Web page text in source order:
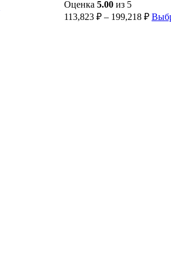
Оценка 5.00из 5
113,823 ₽– 199,218 ₽